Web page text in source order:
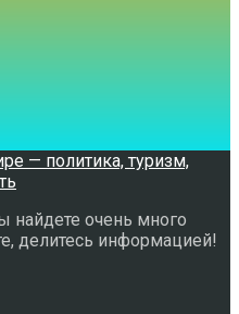
найдете очень много
делитесь информацией!